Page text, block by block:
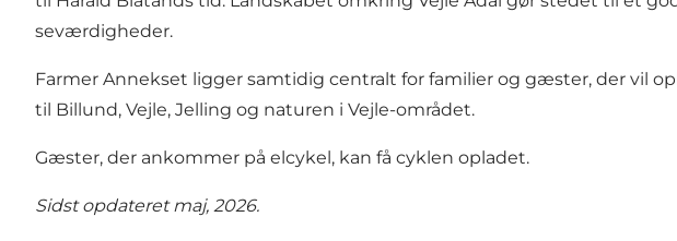
seværdigheder.
Farmer Annekset ligger samtidig centralt for familier og gæster, der vil
til Billund, Vejle, Jelling og naturen i Vejle-området.
Gæster, der ankommer på elcykel, kan få cyklen opladet.
Sidst opdateret maj, 2026.